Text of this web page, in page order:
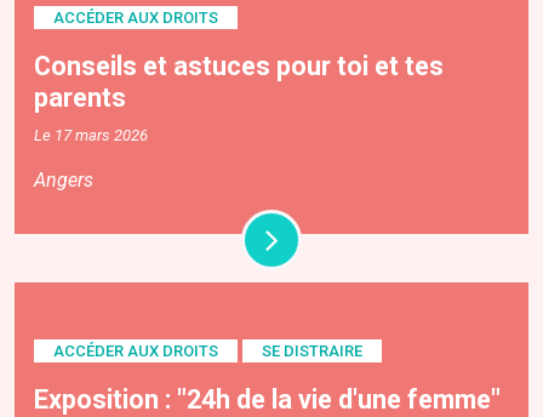
ACCÉDER AUX DROITS
Conseils et astuces pour toi et tes
parents
Le 17 mars 2026
Angers
ACCÉDER AUX DROITS SE DISTRAIRE
Exposition : "24h de la vie d'une femme"